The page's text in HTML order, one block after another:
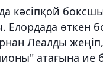
кәсіпқой
өткен
Леалды
атағына ие